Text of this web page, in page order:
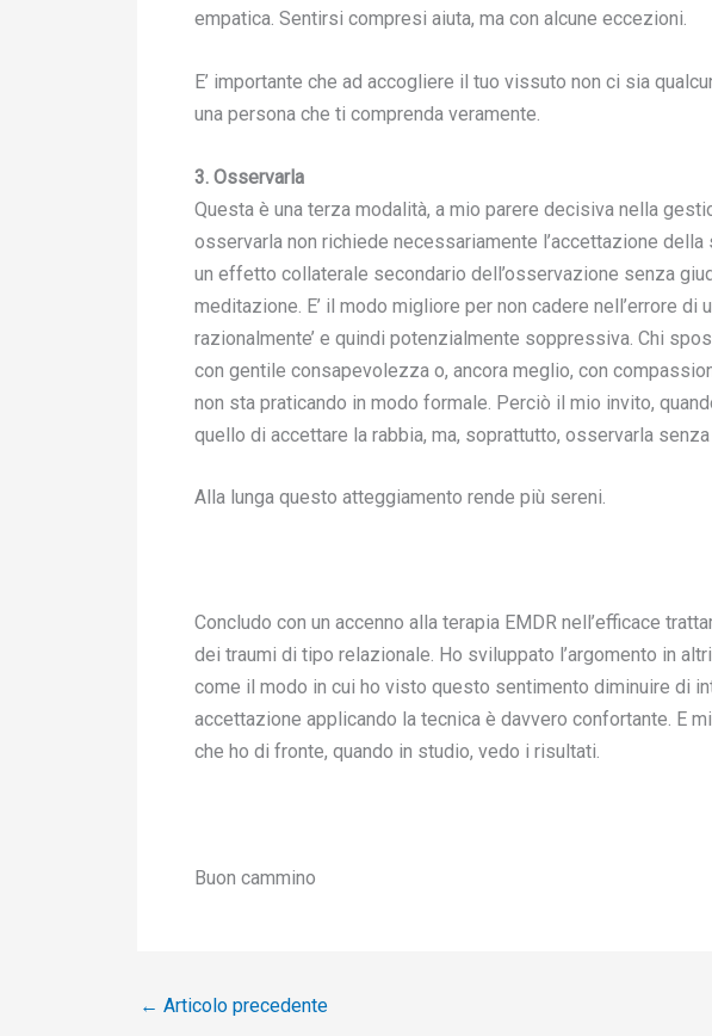
empatica. Sentirsi compresi aiuta, ma con alcune eccezioni.
E’ importante che ad accogliere il tuo vissuto non ci sia
una persona che ti comprenda veramente.
3. Osservarla
Questa è una terza modalità, a mio parere decisiva nella
osservarla non richiede necessariamente l’accettazione
un effetto collaterale secondario dell’osservazione senza
meditazione. E’ il modo migliore per non cadere nell’errore di
razionalmente’ e quindi potenzialmente soppressiva. Chi
con gentile consapevolezza o, ancora meglio, con
non sta praticando in modo formale. Perciò il mio invito,
quello di accettare la rabbia, ma, soprattutto, osservarla
Alla lunga questo atteggiamento rende più sereni.
Concludo con un accenno alla terapia EMDR nell’efficace
dei traumi di tipo relazionale. Ho sviluppato l’argomento in
come il modo in cui ho visto questo sentimento diminuire di
accettazione applicando la tecnica è davvero confortante. E
che ho di fronte, quando in studio, vedo i risultati.
Buon cammino
← Articolo precedente